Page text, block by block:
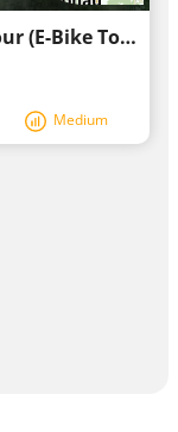
Donaubikeland - Maultaschen-Tour (E-Bike Tour 5)
Medium